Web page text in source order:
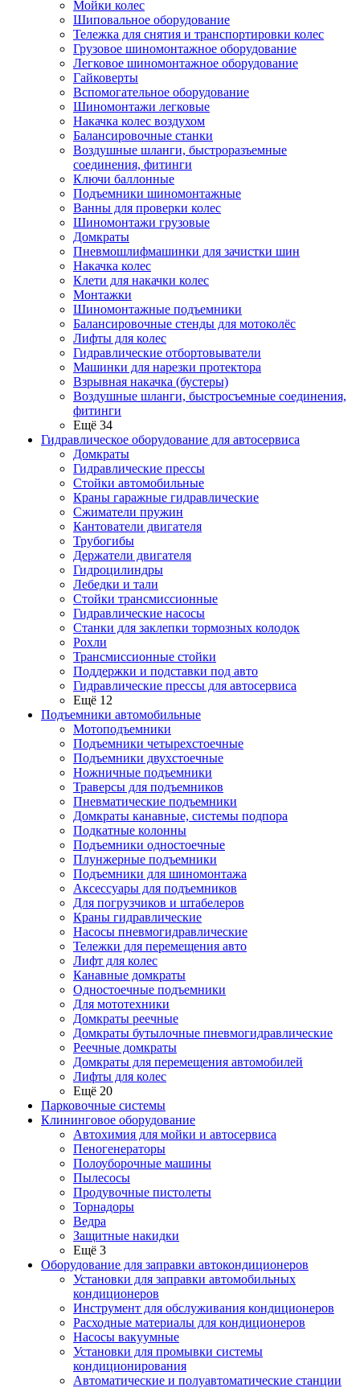
Мойки колес
Шиповальное оборудование
Тележка для снятия и транспортировки колес
Грузовое шиномонтажное оборудование
Легковое шиномонтажное оборудование
Гайковерты
Вспомогательное оборудование
Шиномонтажи легковые
Накачка колес воздухом
Балансировочные станки
Воздушные шланги, быстроразъемные
соединения, фитинги
Ключи баллонные
Подъемники шиномонтажные
Ванны для проверки колес
Шиномонтажи грузовые
Домкраты
Пневмошлифмашинки для зачистки шин
Накачка колес
Клети для накачки колес
Монтажки
Шиномонтажные подъемники
Балансировочные стенды для мотоколёс
Лифты для колес
Гидравлические отбортовыватели
Машинки для нарезки протектора
Взрывная накачка (бустеры)
Воздушные шланги, быстросъемные соединения,
фитинги
Ещё 34
Гидравлическое оборудование для автосервиса
Домкраты
Гидравлические прессы
Стойки автомобильные
Краны гаражные гидравлические
Сжиматели пружин
Кантователи двигателя
Трубогибы
Держатели двигателя
Гидроцилиндры
Лебедки и тали
Стойки трансмиссионные
Гидравлические насосы
Cтанки для заклепки тормозных колодок
Рохли
Трансмиссионные стойки
Поддержки и подставки под авто
Гидравлические прессы для автосервиса
Ещё 12
Подъемники автомобильные
Мотоподъемники
Подъемники четырехстоечные
Подъемники двухстоечные
Ножничные подъемники
Траверсы для подъемников
Пневматические подъемники
Домкраты канавные, системы подпора
Подкатные колонны
Подъемники одностоечные
Плунжерные подъемники
Подъемники для шиномонтажа
Аксессуары для подъемников
Для погрузчиков и штабелеров
Краны гидравлические
Насосы пневмогидравлические
Тележки для перемещения авто
Лифт для колес
Канавные домкраты
Одностоечные подъемники
Для мототехники
Домкраты реечные
Домкраты бутылочные пневмогидравлические
Реечные домкраты
Домкраты для перемещения автомобилей
Лифты для колес
Ещё 20
Парковочные системы
Клининговое оборудование
Автохимия для мойки и автосервиса
Пеногенераторы
Полоуборочные машины
Пылесосы
Продувочные пистолеты
Торнадоры
Ведра
Защитные накидки
Ещё 3
Оборудование для заправки автокондиционеров
Установки для заправки автомобильных
кондиционеров
Инструмент для обслуживания кондиционеров
Расходные материалы для кондиционеров
Насосы вакуумные
Установки для промывки системы
кондиционирования
Автоматические и полуавтоматические станции